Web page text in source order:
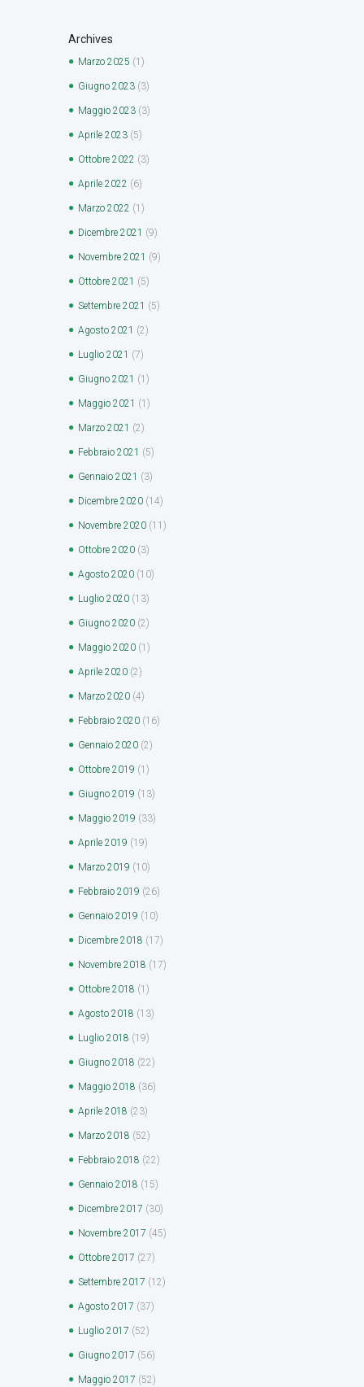
Archives
Marzo 2025 (1)
Giugno 2023 (3)
Maggio 2023 (3)
Aprile 2023 (5)
Ottobre 2022 (3)
Aprile 2022 (6)
Marzo 2022 (1)
Dicembre 2021 (9)
Novembre 2021 (9)
Ottobre 2021 (5)
Settembre 2021 (5)
Agosto 2021 (2)
Luglio 2021 (7)
Giugno 2021 (1)
Maggio 2021 (1)
Marzo 2021 (2)
Febbraio 2021 (5)
Gennaio 2021 (3)
Dicembre 2020 (14)
Novembre 2020 (11)
Ottobre 2020 (3)
Agosto 2020 (10)
Luglio 2020 (13)
Giugno 2020 (2)
Maggio 2020 (1)
Aprile 2020 (2)
Marzo 2020 (4)
Febbraio 2020 (16)
Gennaio 2020 (2)
Ottobre 2019 (1)
Giugno 2019 (13)
Maggio 2019 (33)
Aprile 2019 (19)
Marzo 2019 (10)
Febbraio 2019 (26)
Gennaio 2019 (10)
Dicembre 2018 (17)
Novembre 2018 (17)
Ottobre 2018 (1)
Agosto 2018 (13)
Luglio 2018 (19)
Giugno 2018 (22)
Maggio 2018 (36)
Aprile 2018 (23)
Marzo 2018 (52)
Febbraio 2018 (22)
Gennaio 2018 (15)
Dicembre 2017 (30)
Novembre 2017 (45)
Ottobre 2017 (27)
Settembre 2017 (12)
Agosto 2017 (37)
Luglio 2017 (52)
Giugno 2017 (56)
Maggio 2017 (52)